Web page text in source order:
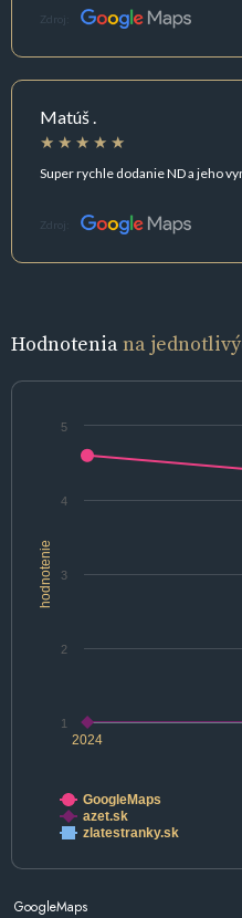
Zdroj:
Matúš .
Super rychle dodanie ND a jeho
Zdroj:
Hodnoteniana
hodnotenie
2024
1
2
3
4
5
GoogleMaps
azet.sk
zlatestranky.sk
GoogleMaps